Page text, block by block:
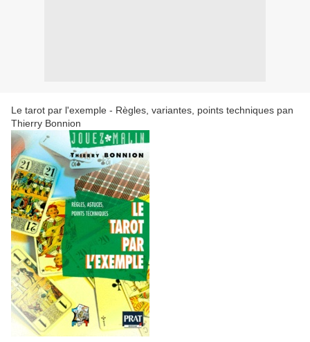
Le tarot par l'exemple - Règles, variantes, points techniques pan
Thierry Bonnion